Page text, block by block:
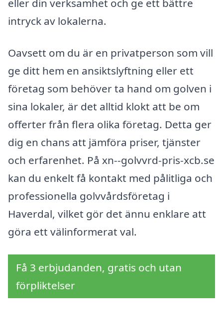
eller din verksamhet och ge ett bättre
intryck av lokalerna.
Oavsett om du är en privatperson som vill
ge ditt hem en ansiktslyftning eller ett
företag som behöver ta hand om golven i
sina lokaler, är det alltid klokt att be om
offerter från flera olika företag. Detta ger
dig en chans att jämföra priser, tjänster
och erfarenhet. På xn--golvvrd-pris-xcb.se
kan du enkelt få kontakt med pålitliga och
professionella golvvårdsföretag i
Haverdal, vilket gör det ännu enklare att
göra ett välinformerat val.
Få 3 erbjudanden, gratis och utan
förpliktelser